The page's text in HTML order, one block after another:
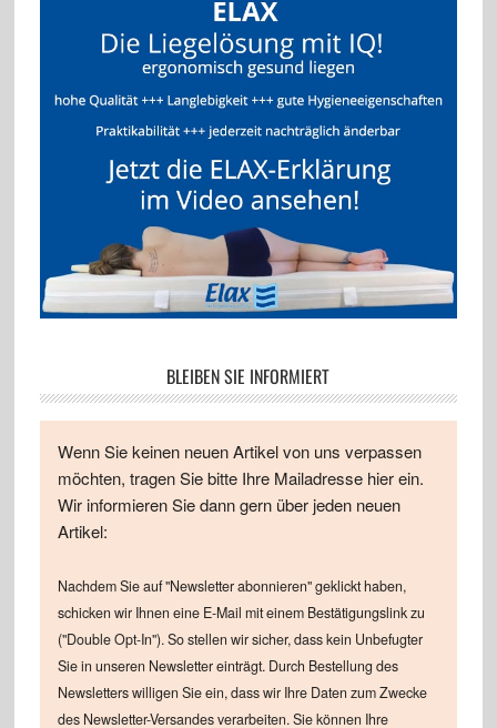
BLEIBEN SIE INFORMIERT
Wenn Sie keinen neuen Artikel von uns verpassen
möchten, tragen Sie bitte Ihre Mailadresse hier ein.
Wir informieren Sie dann gern über jeden neuen
Artikel:
Nachdem Sie auf "Newsletter abonnieren" geklickt haben,
schicken wir Ihnen eine E-Mail mit einem Bestätigungslink zu
("Double Opt-In"). So stellen wir sicher, dass kein Unbefugter
Sie in unseren Newsletter einträgt. Durch Bestellung des
Newsletters willigen Sie ein, dass wir Ihre Daten zum Zwecke
des Newsletter-Versandes verarbeiten. Sie können Ihre